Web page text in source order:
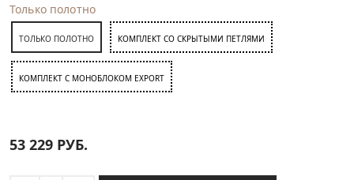
Только полотно
ТОЛЬКО ПОЛОТНО КОМПЛЕКТ СО СКРЫТЫМИ ПЕТЛЯМИ
КОМПЛЕКТ C МОНОБЛОКОМ EXPORT
53 229 РУБ.